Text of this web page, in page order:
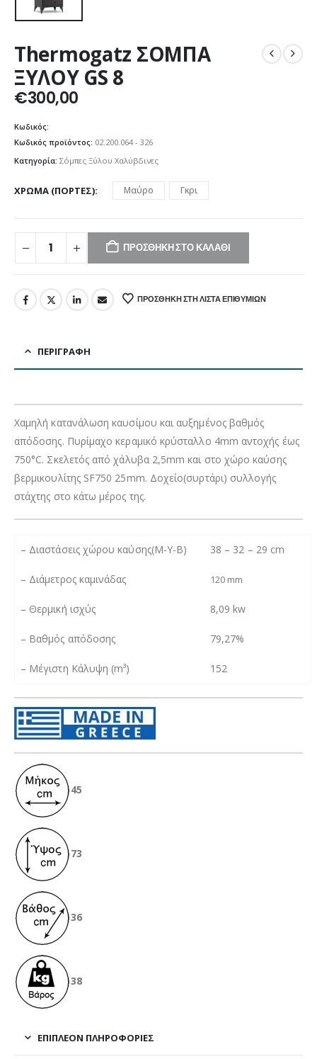
Thermogatz ΣΟΜΠΑ
ΞΥΛΟΥ GS 8
€300,00
Κωδικός:
Κωδικός προϊόντος: 02.200.064 - 326
Κατηγορία: Σόμπες Ξύλου Χαλύβδινες
ΧΡΏΜΑ (ΠΌΡΤΕΣ) Μαύρο Γκρι
ΠΡΟΣΘΉΚΗ ΣΤΟ ΚΑΛΆΘΙ
ΠΡΟΣΘΉΚΗ ΣΤΗ ΛΊΣΤΑ ΕΠΙΘΥΜΙΏΝ
ΠΕΡΙΓΡΑΦΉ
Χαμηλή κατανάλωση καυσίμου και αυξημένος βαθμός
απόδοσης. Πυρίμαχο κεραμικό κρύσταλλο 4mm αντοχής έως
750°C. Σκελετός από χάλυβα 2,5mm και στο χώρο καύσης
βερμικουλίτης SF750 25mm. Δοχείο(συρτάρι) συλλογής
στάχτης στο κάτω μέρος της.
– Διαστάσεις χώρου καύσης(Μ-Υ-Β) 38 – 32 – 29 cm
– Διάμετρος καμινάδας 120 mm
– Θερμική ισχύς 8,09 kw
– Βαθμός απόδοσης 79,27%
– Μέγιστη Κάλυψη (m³) 152
45
73
36
38
ΕΠΙΠΛΈΟΝ ΠΛΗΡΟΦΟΡΊΕΣ